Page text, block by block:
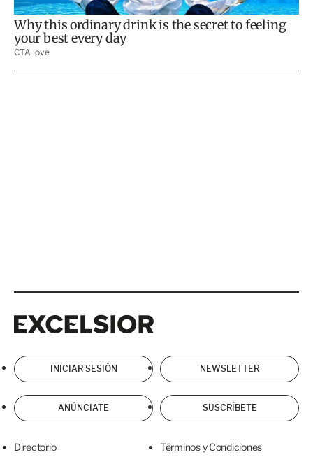
INICIAR SESIÓN NEWSLETTER
ANÚNCIATE SUSCRÍBETE
Directorio Términos y Condiciones